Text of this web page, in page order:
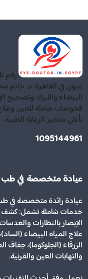
عيون في القاهرة: د.
البيضاء والليزك وتصحيح
فحوصات شاملة للعين
بأعلى معايير الرعاية الطبية.
1095144961
عيادة متخصصة في طب
عيادة رائدة متخصصة في طب
خدمات شاملة تشمل:
الإبصار بالنظارات
علاج المياه البيضاء
الزرقاء (الجلوكوما)، جفاف
والتهابات العين والقرنية.